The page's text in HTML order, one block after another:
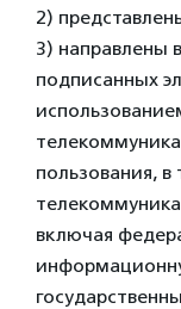
2)
3) направлены
подписанных
пользования,
включая